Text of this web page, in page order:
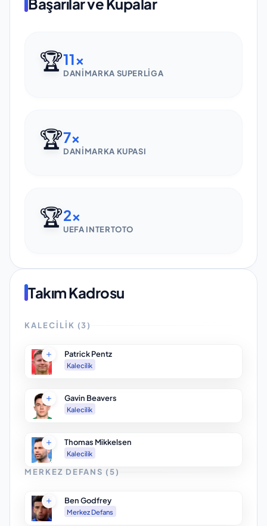
Başarılar ve Kupalar
🏆11x
DANIMARKA SUPERLIGA
🏆7x
DANIMARKA KUPASI
🏆2x
UEFA INTERTOTO
Takım Kadrosu
KALECILIK (3)
Patrick Pentz
Kalecilik
Gavin Beavers
Kalecilik
Thomas Mikkelsen
Kalecilik
MERKEZ DEFANS ( 5)
Ben Godfrey
Merkez Defans